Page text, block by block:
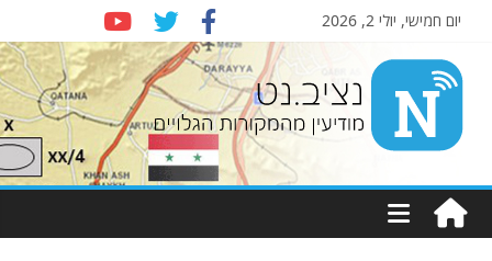
יום חמישי, יולי 2, 2026
Nziv.net
מודיעין
מהמקורות